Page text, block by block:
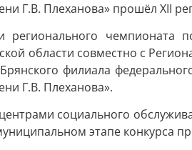
Г.В. Плеханова» прошёл XII
регионального чемпионата
области совместно с
филиала
Г.В. Плеханова».
социального
этапе конкурса